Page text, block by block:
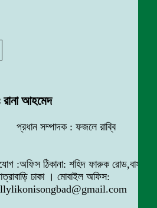
আহমেদ
প্রধান সম্পাদক : ফজলে রাব্বি
:অফিস ঠিকানা: শহিদ ফারুক রোড,বাসা
ঢাকা । মোবাইল অফিস: